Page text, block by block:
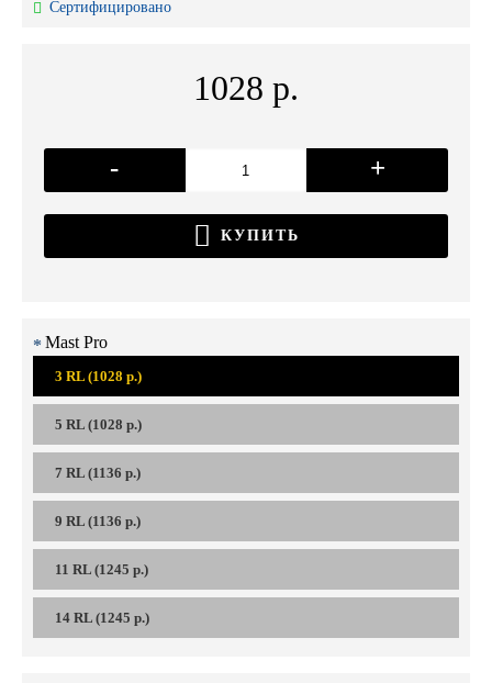
Сертифицировано
1028 р.
- +
КУПИТЬ
Mast Pro
3 RL (1028 р.)
5 RL (1028 р.)
7 RL (1136 р.)
9 RL (1136 р.)
11 RL (1245 р.)
14 RL (1245 р.)